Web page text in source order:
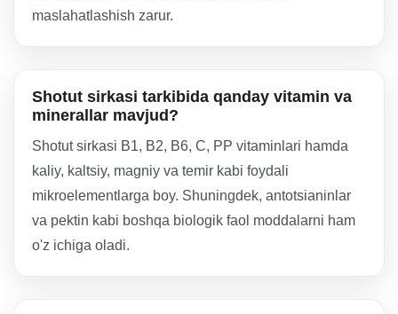
maslahatlashish zarur.
Shotut sirkasi tarkibida qanday vitamin va
minerallar mavjud?
Shotut sirkasi B1, B2, B6, C, PP vitaminlari hamda
kaliy, kaltsiy, magniy va temir kabi foydali
mikroelementlarga boy. Shuningdek, antotsianinlar
va pektin kabi boshqa biologik faol moddalarni ham
o'z ichiga oladi.